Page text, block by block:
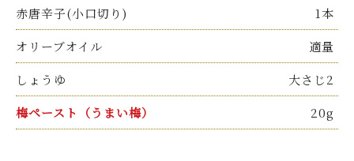
1本
赤唐辛子(小口切り)
適量
オリーブオイル
大さじ2
しょうゆ
20g
梅ペースト（うまい梅）